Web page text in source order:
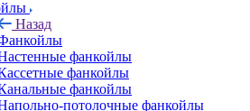
Назад
фанкойлы
фанкойлы
фанкойлы
потолочные фанкойлы